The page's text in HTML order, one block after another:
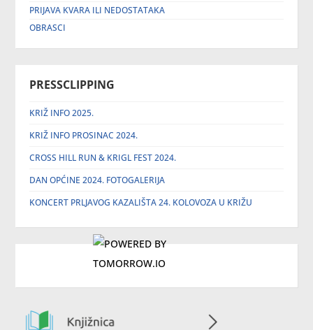
PRIJAVA KVARA ILI NEDOSTATAKA
OBRASCI
PRESSCLIPPING
KRIŽ INFO 2025.
KRIŽ INFO PROSINAC 2024.
CROSS HILL RUN & KRIGL FEST 2024.
DAN OPĆINE 2024. FOTOGALERIJA
KONCERT PRLJAVOG KAZALIŠTA 24. KOLOVOZA U KRIŽU